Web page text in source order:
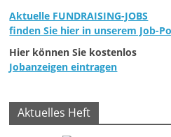
g
|
S
p
d
Aktuelle FUNDRAISING-JOBS
finden Sie hier in unserem Job-
Hier können Sie kostenlos
Jobanzeigen eintragen
Aktuelles Heft